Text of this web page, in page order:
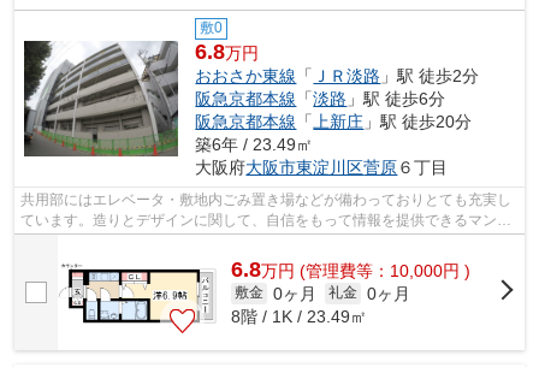
敷0
6.8万円
おおさか東線 「 ＪＲ淡路 」駅 徒歩2分
阪急京都本線 「淡路 」駅 徒歩6分
阪急京都本線 「上新庄 」駅 徒歩20分
築6年 / 23.49㎡
大阪府大阪市東淀川区菅原６丁目
共用部にはエレベータ・敷地内ごみ置き場などが備わっておりとても充実し
ています。造りとデザインに関して、自信をもって情報を提供できるマンシ
6.8万円 (管理費等：10,000円 )
敷金 0ヶ月 礼金 0ヶ月
8階 / 1K / 23.49㎡